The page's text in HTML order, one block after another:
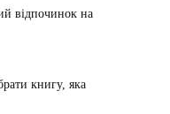
відпочинок на
книгу, яка